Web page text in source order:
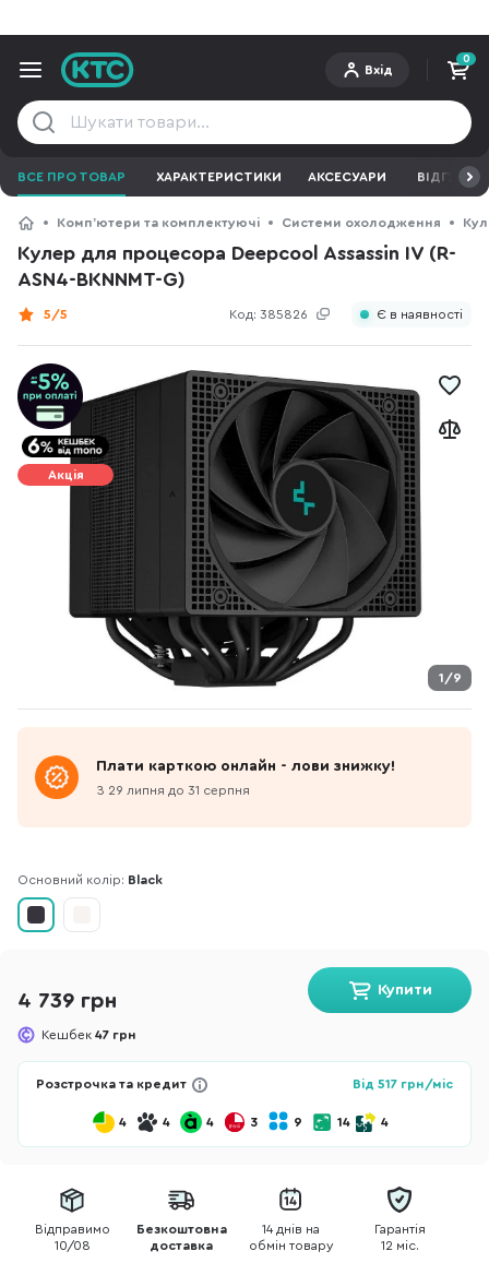
Вхід
0
ВСЕ ПРО ТОВАР ХАРАКТЕРИСТИКИ АКСЕСУАРИ ВІДГУКИ
Компʼютери та комплектуючі Системи охолодження
Кулер для процесора Deepcool Assassin IV (R-
ASN4-BKNNMT-G)
Код: 385826
5/5 Є в наявності
1/9
Акція
Плати карткою онлайн - лови знижку!
З 29 липня до 31 серпня
Основний колір: Black
4 739 грн
Кешбек 47 грн
Купити
Розстрочка та кредит Від 517 грн/міс
4 4 4 3 9 14 4
Відправимо
10/08
Безкоштовна
доставка
14 днів на
обмін товару
Гарантія
12 міс.